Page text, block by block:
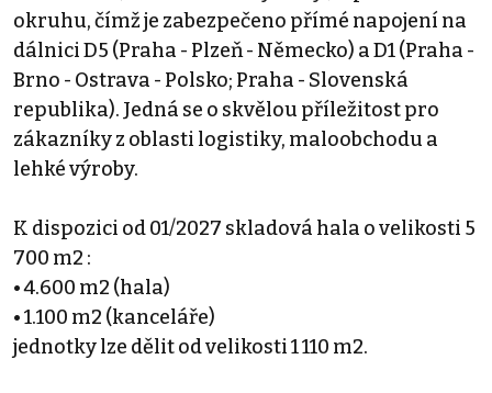
okruhu, čímž je zabezpečeno přímé napojení na
dálnici D5 (Praha - Plzeň - Německo) a D1 (Praha -
Brno - Ostrava - Polsko; Praha - Slovenská
republika). Jedná se o skvělou příležitost pro
zákazníky z oblasti logistiky, maloobchodu a
lehké výroby.
K dispozici od 01/2027 skladová hala o velikosti 5
700 m2 :
• 4.600 m2 (hala)
• 1.100 m2 (kanceláře)
jednotky lze dělit od velikosti 1 110 m2.